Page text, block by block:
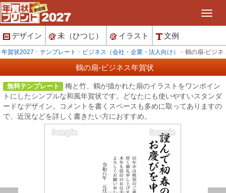
デザイン 未（ひつじ） イラスト 文例
年賀状2027 テンプレート ビジネス（会社・企業・法人向け） 鶴の扇-ビジネ
鶴の扇-ビジネス年賀状
無料テンプレート
梅と竹、鶴が描かれた扇のイラストをワンポイン
トにしたシンプルな和風年賀状です。どなたにも使いやすいスタンダ
ードなデザイン。コメントを書くスペースも多めに取ってありますの
で、近況などを詳しく書きたい方におすすめ。